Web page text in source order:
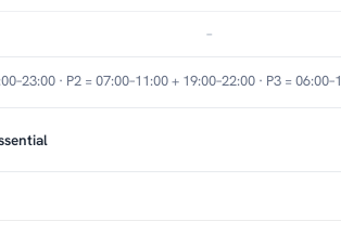
–
· P2 = 07:00–11:00 + 19:00–22:00 · P3 =